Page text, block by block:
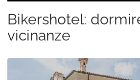
Bikershotel:
vicinanze